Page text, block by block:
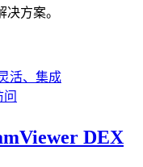
方案。
活、集成
DEX